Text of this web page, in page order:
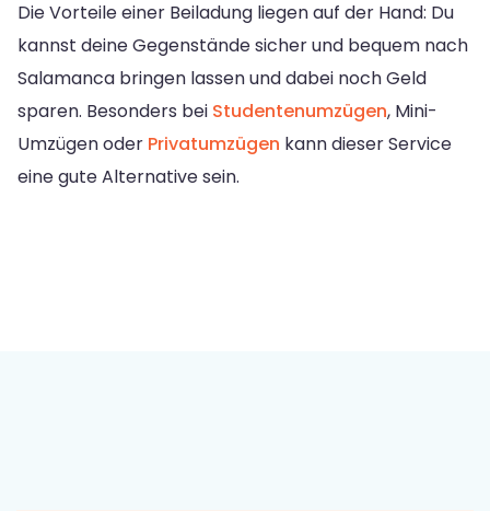
Die Vorteile einer Beiladung liegen auf der Hand: Du
kannst deine Gegenstände sicher und bequem nach
Salamanca bringen lassen und dabei noch Geld
sparen. Besonders bei Studentenumzügen, Mini-
Umzügen oder Privatumzügen kann dieser Service
eine gute Alternative sein.